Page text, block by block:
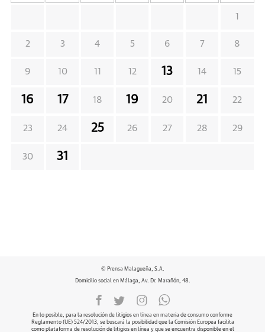
1
2 3 4 5 6 7 8
9 10 11 12 13 14 15
16 17 18 19 20 21 22
23 24 25 26 27 28 29
30 31
© Prensa Malagueña, S.A.
Domicilio social en Málaga, Av. Dr. Marañón, 48.
En lo posible, para la resolución de litigios en línea en materia de consumo conforme
Reglamento (UE) 524/2013, se buscará la posibilidad que la Comisión Europea facilita
como plataforma de resolución de litigios en línea y que se encuentra disponible en el